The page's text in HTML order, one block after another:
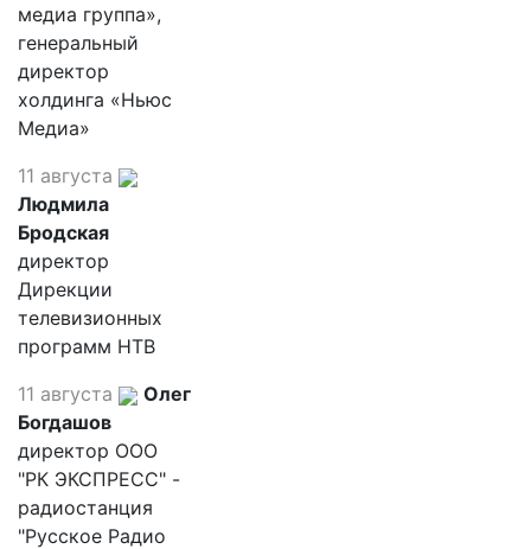
медиа группа»,
генеральный
директор
холдинга «Ньюс
Медиа»
11 августа
Людмила
Бродская
директор
Дирекции
телевизионных
программ НТВ
11 августа
Олег
Богдашов
директор ООО
"РК ЭКСПРЕСС" -
радиостанция
"Русское Радио